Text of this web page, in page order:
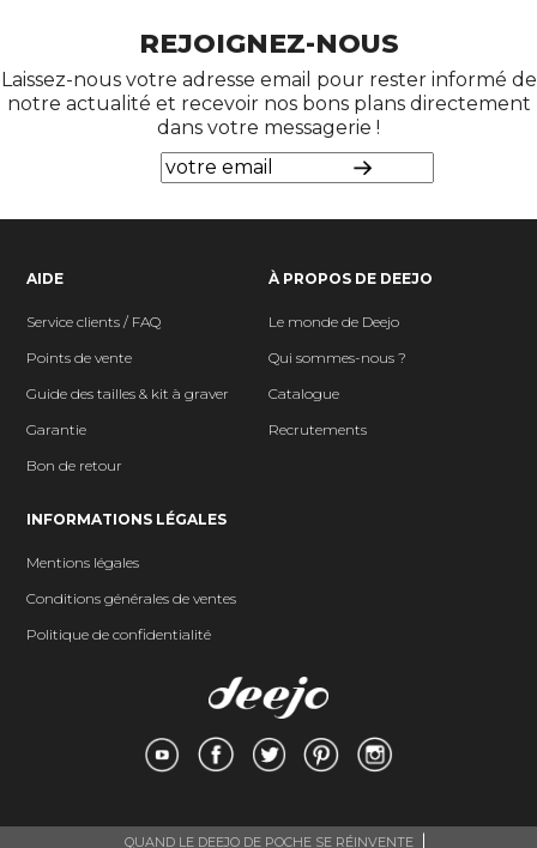
REJOIGNEZ-NOUS
Laissez-nous votre adresse email pour rester informé de
notre actualité et recevoir nos bons plans directement
dans votre messagerie !
AIDE
Service clients / FAQ
Points de vente
Guide des tailles & kit à graver
Garantie
Bon de retour
À PROPOS DE DEEJO
Le monde de Deejo
Qui sommes-nous ?
Catalogue
Recrutements
INFORMATIONS LÉGALES
Mentions légales
Conditions générales de ventes
Politique de confidentialité
QUAND LE DEEJO DE POCHE SE RÉINVENTE